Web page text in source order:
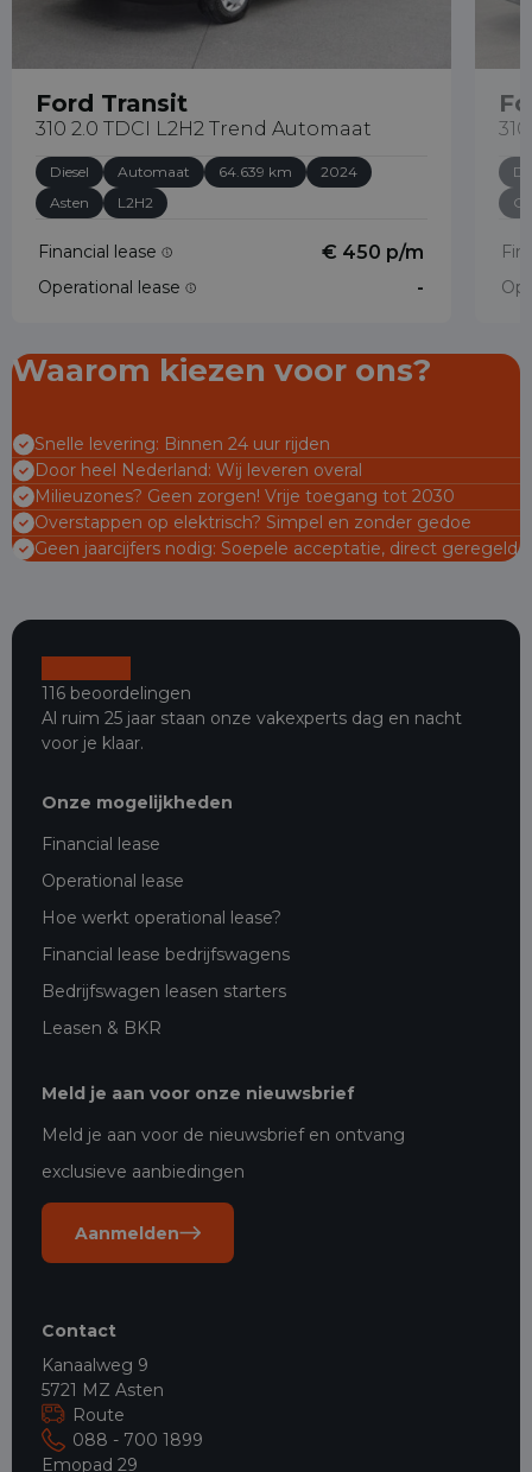
Ford Transit
310 2.0 TDCI L2H2 Trend Automaat
Diesel Automaat 64.639 km
2024
Asten
L2H2
Financial lease € 450 p/m
Operational lease -
Waarom kiezen voor ons?
Snelle levering: Binnen 24 uur rijden
Door heel Nederland: Wij leveren overal
Milieuzones? Geen zorgen! Vrije toegang tot 2030
Overstappen op elektrisch? Simpel en zonder gedoe
Geen jaarcijfers nodig: Soepele acceptatie, direct geregeld
116 beoordelingen
Al ruim 25 jaar staan onze vakexperts dag en nacht
voor je klaar.
Onze mogelijkheden
Financial lease
Operational lease
Hoe werkt operational lease?
Financial lease bedrijfswagens
Bedrijfswagen leasen starters
Leasen & BKR
Meld je aan voor onze nieuwsbrief
Meld je aan voor de nieuwsbrief en ontvang
exclusieve aanbiedingen
Aanmelden
Contact
Kanaalweg 9
5721 MZ Asten
Route
088 - 700 1899
Emopad 29